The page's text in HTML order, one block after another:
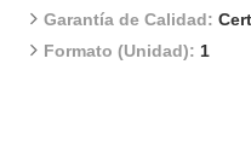
Garantía de Calidad:
Formato (Unidad): 1